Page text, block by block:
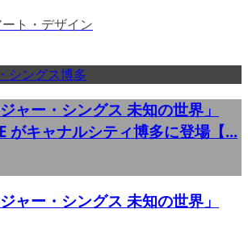
ト・デザイン
ャー・シングス 未知の世界」
がキャナルシティ博多に登場【...
ャー・シングス 未知の世界」